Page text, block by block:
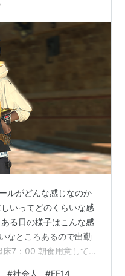
ルがどんな感じなのか
いってどのくらいな感
る日の様子はこんな感
なところあるので出勤
7：00 朝食用意して食
#社会人 #FF14